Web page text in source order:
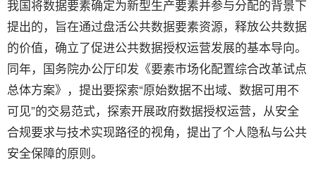
我国将数据要素确定为新型生产要素并参与分配的背景下
提出的，旨在通过盘活公共数据要素资源，释放公共数据
的价值，确立了促进公共数据授权运营发展的基本导向。
同年，国务院办公厅印发《要素市场化配置综合改革试点
总体方案》，提出要探索“原始数据不出域、数据可用不
可见”的交易范式，探索开展政府数据授权运营，从安全
合规要求与技术实现路径的视角，提出了个人隐私与公共
安全保障的原则。